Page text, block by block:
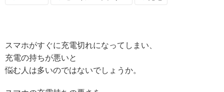
スマホがすぐに充電切れになってしまい、
充電の持ちが悪いと
悩む人は多いのではないでしょうか。